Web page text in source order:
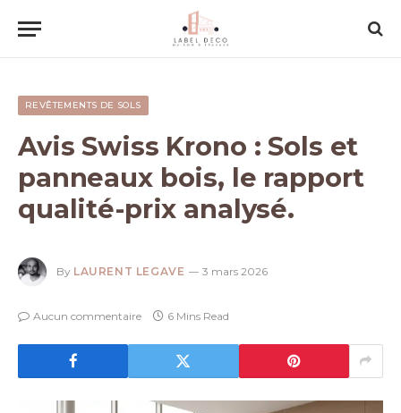
REVÊTEMENTS DE SOLS
Avis Swiss Krono : Sols et
panneaux bois, le rapport
qualité-prix analysé.
By LAURENT LEGAVE 3 mars 2026
Aucun commentaire 6 Mins Read